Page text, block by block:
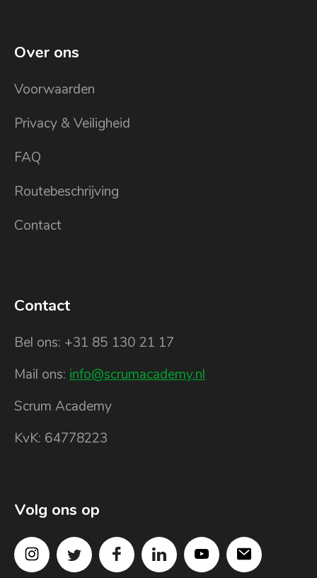
Over ons
Voorwaarden
Privacy & Veiligheid
FAQ
Routebeschrijving
Contact
Contact
Bel ons: +31 85 130 21 17
Mail ons: info@scrumacademy.nl
Scrum Academy
KvK: 64778223
Volg ons op